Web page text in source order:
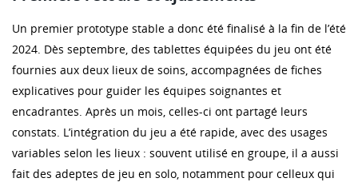
Un premier prototype stable a donc été finalisé à la fin de l’été
2024. Dès septembre, des tablettes équipées du jeu ont été
fournies aux deux lieux de soins, accompagnées de fiches
explicatives pour guider les équipes soignantes et
encadrantes. Après un mois, celles-ci ont partagé leurs
constats. L’intégration du jeu a été rapide, avec des usages
variables selon les lieux : souvent utilisé en groupe, il a aussi
fait des adeptes de jeu en solo, notamment pour celleux qui